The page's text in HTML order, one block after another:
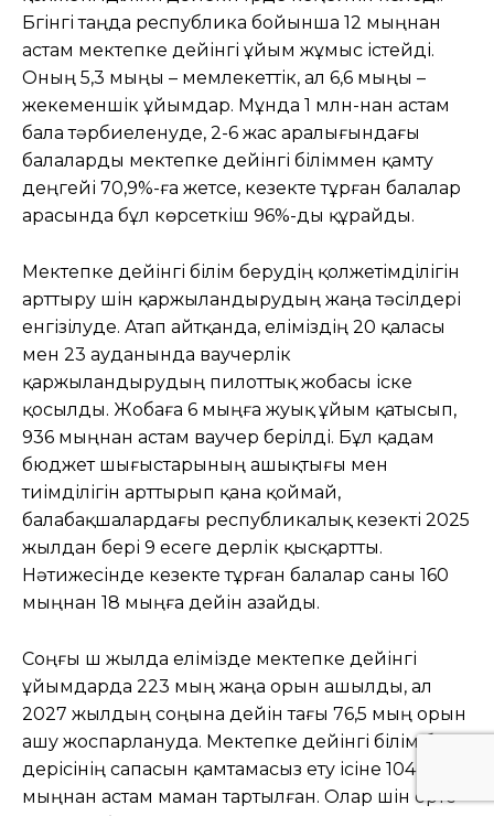
Бүгінгі таңда республика бойынша 12 мыңнан
астам мектепке дейінгі ұйым жұмыс істейді.
Оның 5,3 мыңы – мемлекеттік, ал 6,6 мыңы –
жекеменшік ұйымдар. Мұнда 1 млн-нан астам
бала тәрбиеленуде, 2-6 жас аралығындағы
балаларды мектепке дейінгі біліммен қамту
деңгейі 70,9%-ға жетсе, кезекте тұрған балалар
арасында бұл көрсеткіш 96%-ды құрайды.
Мектепке дейінгі білім берудің қолжетімділігін
арттыру үшін қаржыландырудың жаңа тәсілдері
енгізілуде. Атап айтқанда, еліміздің 20 қаласы
мен 23 ауданында ваучерлік
қаржыландырудың пилоттық жобасы іске
қосылды. Жобаға 6 мыңға жуық ұйым қатысып,
936 мыңнан астам ваучер берілді. Бұл қадам
бюджет шығыстарының ашықтығы мен
тиімділігін арттырып қана қоймай,
балабақшалардағы республикалық кезекті 2025
жылдан бері 9 есеге дерлік қысқартты.
Нәтижесінде кезекте тұрған балалар саны 160
мыңнан 18 мыңға дейін азайды.
Соңғы үш жылда елімізде мектепке дейінгі
ұйымдарда 223 мың жаңа орын ашылды, ал
2027 жылдың соңына дейін тағы 76,5 мың орын
ашу жоспарлануда. Мектепке дейінгі білім беру
үдерісінің сапасын қамтамасыз ету ісіне 104
мыңнан астам маман тартылған. Олар үшін ерте